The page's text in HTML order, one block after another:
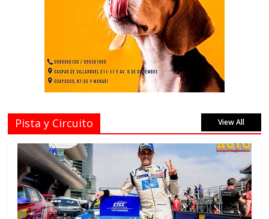
Pista y Circuito View All